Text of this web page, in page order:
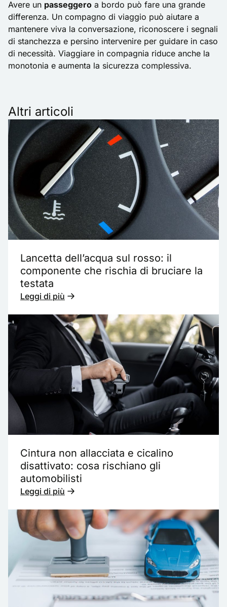
Avere un passeggero a bordo può fare una grande
differenza. Un compagno di viaggio può aiutare a
mantenere viva la conversazione, riconoscere i segnali
di stanchezza e persino intervenire per guidare in caso
di necessità. Viaggiare in compagnia riduce anche la
monotonia e aumenta la sicurezza complessiva.
Altri articoli
Lancetta dell’acqua sul rosso: il
componente che rischia di bruciare la
testata
Leggi di più
Cintura non allacciata e cicalino
disattivato: cosa rischiano gli
automobilisti
Leggi di più